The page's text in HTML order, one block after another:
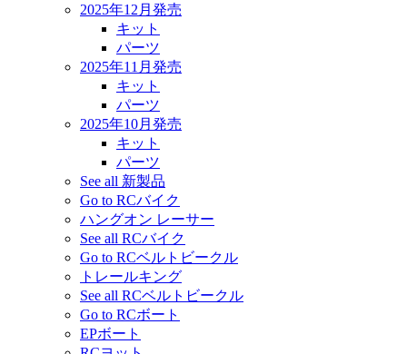
2025年12月発売
キット
パーツ
2025年11月発売
キット
パーツ
2025年10月発売
キット
パーツ
See all 新製品
Go to RCバイク
ハングオン レーサー
See all RCバイク
Go to RCベルトビークル
トレールキング
See all RCベルトビークル
Go to RCボート
EPボート